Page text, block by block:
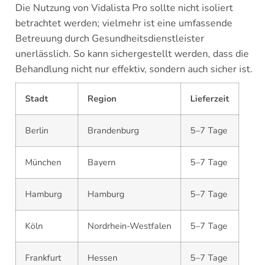
Die Nutzung von Vidalista Pro sollte nicht isoliert
betrachtet werden; vielmehr ist eine umfassende
Betreuung durch Gesundheitsdienstleister
unerlässlich. So kann sichergestellt werden, dass die
Behandlung nicht nur effektiv, sondern auch sicher ist.
Stadt Region Lieferzeit
Berlin Brandenburg 5–7 Tage
München Bayern 5–7 Tage
Hamburg Hamburg 5–7 Tage
Köln Nordrhein-Westfalen 5–7 Tage
Frankfurt Hessen 5–7 Tage